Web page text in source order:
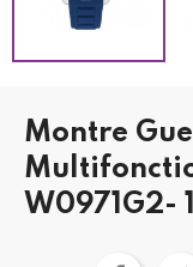
Montre
W0971G2-